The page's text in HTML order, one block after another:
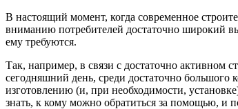
В настоящий момент, когда современное
вниманию потребителей достаточно широкий
ему требуются.
Так, например, в связи с достаточно активном
сегодняшний день, среди достаточно большого
изготовлению (и, при необходимости,
знать, к кому можно обратиться за помощью, и